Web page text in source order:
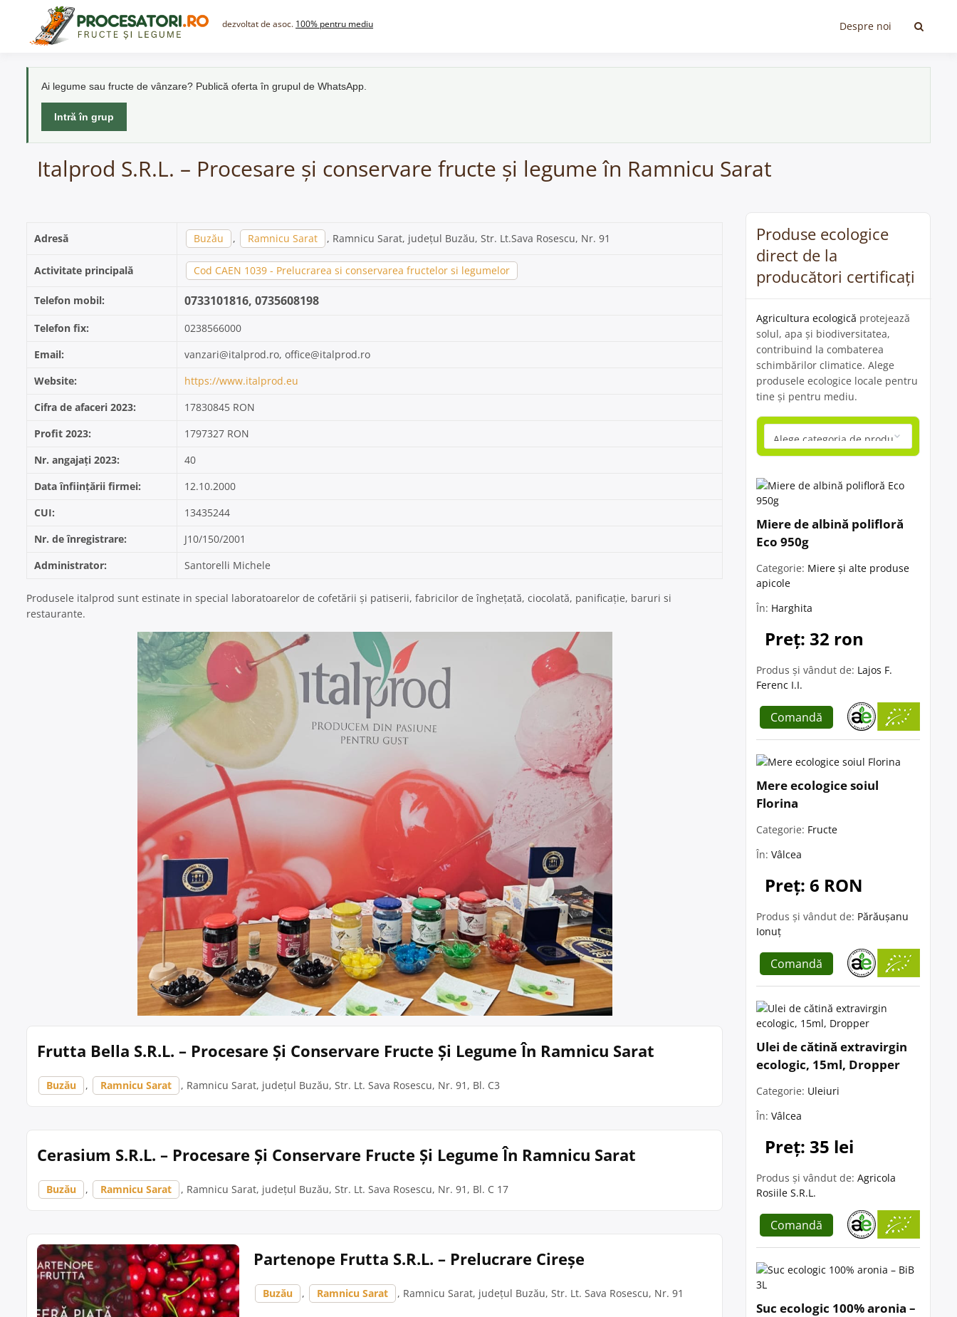
content
dezvoltat de asoc. 100% pentru mediu Despre noi
Ai legume sau fructe de vânzare? Publică oferta în grupul de WhatsApp.
Intră în grup
Italprod S.R.L. – Procesare și conservare fructe și legume în Ramnicu Sarat
Adresă Buzău , Ramnicu Sarat , Ramnicu Sarat, județul Buzău, Str. Lt.Sava Rosescu, Nr. 91
Activitate principală Cod CAEN 1039 - Prelucrarea si conservarea fructelor si legumelor
Telefon mobil: 0733101816, 0735608198
Telefon fix:
0238566000
Email:
vanzari@italprod.ro, office@italprod.ro
Website:
https://www.italprod.eu
Cifra de afaceri 2023:
17830845 RON
Profit 2023:
1797327 RON
Nr. angajați 2023:
40
Data înființării firmei:
12.10.2000
CUI:
13435244
Nr. de înregistrare:
J10/150/2001
Administrator:
Santorelli Michele
Produsele italprod sunt estinate in special laboratoarelor de cofetării şi patiserii, fabricilor de îngheţată, ciocolată, panificaţie, baruri si
restaurante.
Frutta Bella S.R.L. – Procesare Și Conservare Fructe Și Legume În Ramnicu Sarat
Buzău , Ramnicu Sarat , Ramnicu Sarat, județul Buzău, Str. Lt. Sava Rosescu, Nr. 91, Bl. C3
Cerasium S.R.L. – Procesare Și Conservare Fructe Și Legume În Ramnicu Sarat
Buzău , Ramnicu Sarat , Ramnicu Sarat, județul Buzău, Str. Lt. Sava Rosescu, Nr. 91, Bl. C 17
Partenope Frutta S.R.L. – Prelucrare Cireşe
Buzău , Ramnicu Sarat , Ramnicu Sarat, județul Buzău, Str. Lt. Sava Rosescu, Nr. 91
Produse ecologice
direct de la
producători certificați
Agricultura ecologică protejează
solul, apa și biodiversitatea,
contribuind la combaterea
schimbărilor climatice. Alege
produsele ecologice locale pentru
tine și pentru mediu.
Miere de albină polifloră
Eco 950g
Categorie: Miere și alte produse
apicole
În: Harghita
Preț: 32 ron
Produs și vândut de: Lajos F.
Ferenc I.I.
Comandă
Mere ecologice soiul
Florina
Categorie: Fructe
În: Vâlcea
Preț: 6 RON
Produs și vândut de: Părăușanu
Ionuț
Comandă
Ulei de cătină extravirgin
ecologic, 15ml, Dropper
Categorie: Uleiuri
În: Vâlcea
Preț: 35 lei
Produs și vândut de: Agricola
Rosiile S.R.L.
Comandă
Suc ecologic 100% aronia –